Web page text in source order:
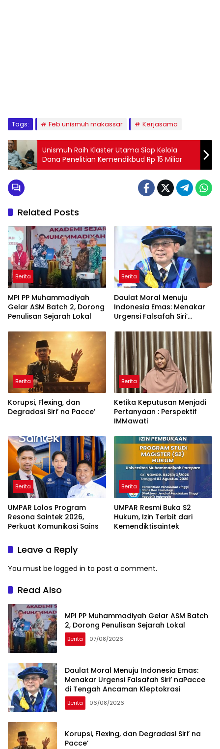
Tags: Feb unismuh makassar Kerjasama
Unismuh Raih Klaster Utama Siap Kelola
Dana Penelitian Kemendikbud Rp 15 Miliar
Related Posts
Berita
MPI PP Muhammadiyah
Gelar ASM Batch 2, Dorong
Penulisan Sejarah Lokal
Berita
Daulat Moral Menuju
Indonesia Emas: Menakar
Urgensi Falsafah Siri’
Ancaman Kleptokrasi
Berita
Korupsi, Flexing, dan
Degradasi Siri’ na Pacce’
Berita
Ketika Keputusan Menjadi
Pertanyaan : Perspektif
IMMawati
Berita
UMPAR Lolos Program
Resona Saintek 2026,
Perkuat Komunikasi Sains
Berita
UMPAR Resmi Buka S2
Hukum, Izin Terbit dari
Kemendiktisaintek
Leave a Reply
You must be logged in to post a comment.
Read Also
MPI PP Muhammadiyah Gelar ASM Batch
2, Dorong Penulisan Sejarah Lokal
Berita 07/08/2026
Daulat Moral Menuju Indonesia Emas:
Menakar Urgensi Falsafah Siri’ naPacce
di Tengah Ancaman Kleptokrasi
Berita 06/08/2026
Korupsi, Flexing, dan Degradasi Siri’ na
Pacce’